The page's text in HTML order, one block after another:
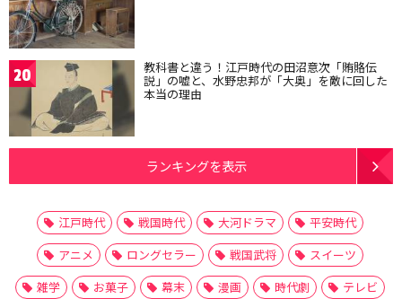
20 教科書と違う！江戸時代の田沼意次「賄賂伝
説」の嘘と、水野忠邦が「大奥」を敵に回した
本当の理由
ランキングを表示
江戸時代 戦国時代 大河ドラマ
平安時代
アニメ
ロングセラー 戦国武将
スイーツ
雑学
お菓子 幕末 漫画 時代劇
テレビ